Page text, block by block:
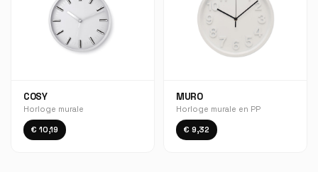
COSY
Horloge murale
€ 10,19
MURO
Horloge murale en PP
€ 9,32